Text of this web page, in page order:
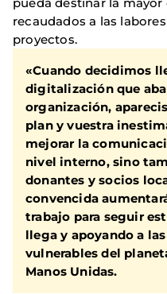
pueda destinar la
recaudados a las
proyectos.
«Cuando decidimos
digitalización que
organización,
plan y vuestra
mejorar la
nivel interno, sino
donantes y socios
convencida
trabajo para seguir
llega y apoyando a
vulnerables del
Manos Unidas.